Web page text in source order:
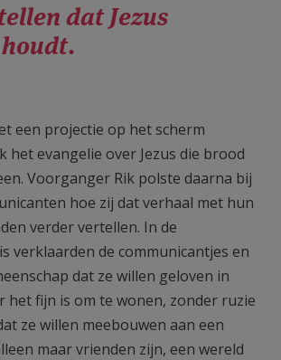
dat Jezus
een projectie op het scherm
het evangelie over Jezus die brood
Voorganger Rik polste daarna bij
hoe zij dat verhaal met hun
verder vertellen. In de
verklaarden de communicantjes en
dat ze willen geloven in
het fijn is om te wonen, zonder ruzie
ze willen meebouwen aan een
maar vrienden zijn, een wereld